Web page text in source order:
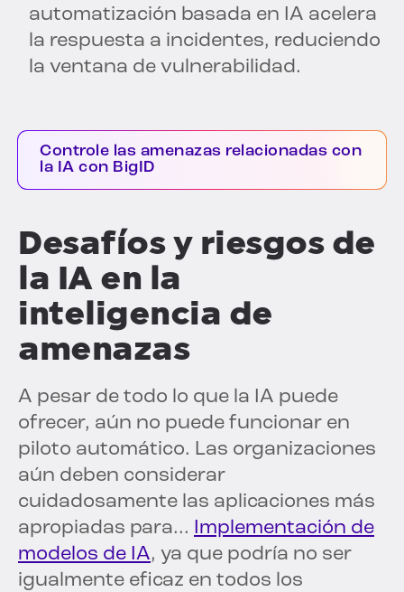
automatización basada en IA acelera
la respuesta a incidentes, reduciendo
la ventana de vulnerabilidad.
Controle las amenazas relacionadas con
la IA con BigID
Desafíos y riesgos de
la IA en la
inteligencia de
amenazas
A pesar de todo lo que la IA puede
ofrecer, aún no puede funcionar en
piloto automático. Las organizaciones
aún deben considerar
cuidadosamente las aplicaciones más
apropiadas para... Implementación de
modelos de IA, ya que podría no ser
igualmente eficaz en todos los